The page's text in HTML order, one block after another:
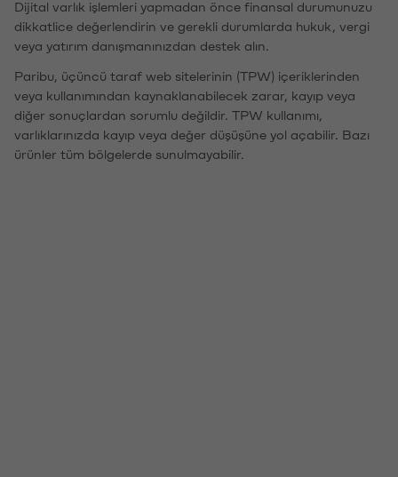
Dijital varlık işlemleri yapmadan önce finansal durumunuzu
dikkatlice değerlendirin ve gerekli durumlarda hukuk, vergi
veya yatırım danışmanınızdan destek alın.
Paribu, üçüncü taraf web sitelerinin (TPW) içeriklerinden
veya kullanımından kaynaklanabilecek zarar, kayıp veya
diğer sonuçlardan sorumlu değildir. TPW kullanımı,
varlıklarınızda kayıp veya değer düşüşüne yol açabilir. Bazı
ürünler tüm bölgelerde sunulmayabilir.